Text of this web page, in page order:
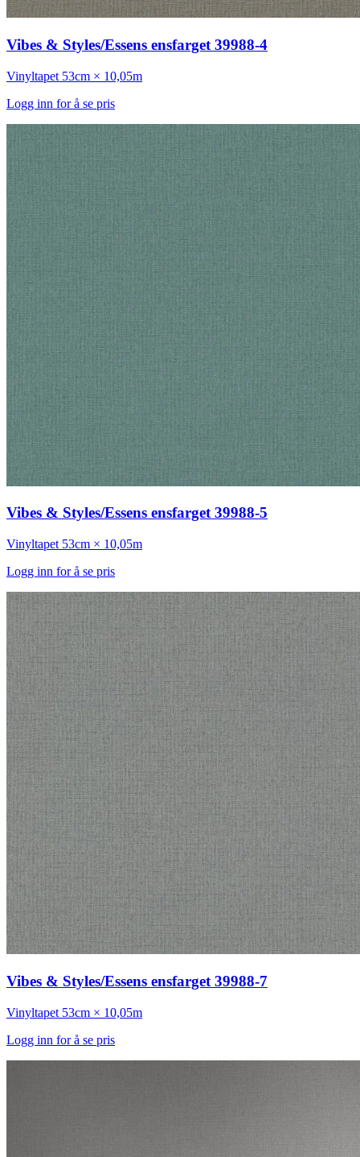
Vibes & Styles/Essens ensfarget 39988-4
Vinyltapet 53cm × 10,05m
Logg inn for å se pris
Vibes & Styles/Essens ensfarget 39988-5
Vinyltapet 53cm × 10,05m
Logg inn for å se pris
Vibes & Styles/Essens ensfarget 39988-7
Vinyltapet 53cm × 10,05m
Logg inn for å se pris